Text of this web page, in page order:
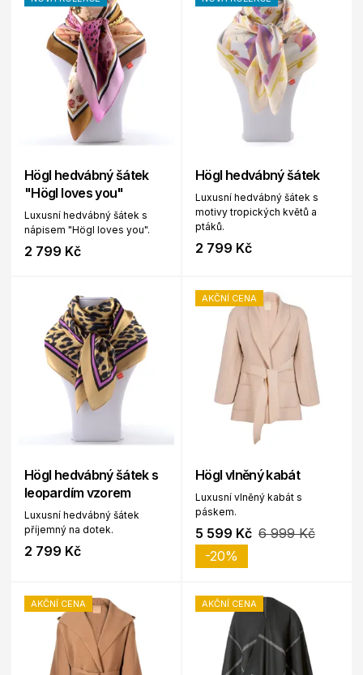
Högl hedvábný šátek
"Högl loves you"
Luxusní hedvábný šátek s
nápisem "Högl loves you".
2 799 Kč
Högl hedvábný šátek
Luxusní hedvábný šátek s
motivy tropických květů a
ptáků.
2 799 Kč
Högl hedvábný šátek s
leopardím vzorem
Luxusní hedvábný šátek
příjemný na dotek.
2 799 Kč
AKČNÍ CENA
Högl vlněný kabát
Luxusní vlněný kabát s
páskem.
5 599 Kč 6 999 Kč
-20%
AKČNÍ CENA AKČNÍ CENA